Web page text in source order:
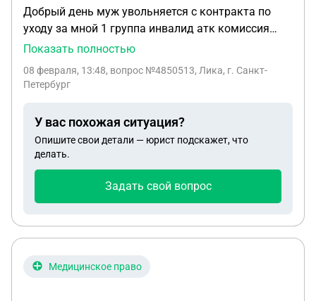
Добрый день муж увольняется с контракта по
уходу за мной 1 группа инвалид атк комиссия
положительно, потом командующий армией
отправили в гук. У меня вопрос Мне сказали что
и какай почтой эти документы уходят с округа в
гук. И еще вопрос не могу понять читала на не
которых сайтах пишут что приказ подписывает
Министр обороны РФ в связи с этим вопрос но
что каждый приказ об увольнении подписывает
квалиыицированного юриста. Спасибо
Показать полностью
08 февраля, 13:48, вопрос №4850513, Лика, г. Санкт-
Петербург
У вас похожая ситуация?
Опишите свои детали — юрист подскажет, что
делать.
Задать свой вопрос
Медицинское право